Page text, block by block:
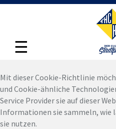
☰
Mit dieser Cookie-Richtlinie
und Cookie-ähnliche
Service Provider sie auf dieser
Informationen sie sammeln, wie
sie nutzen.